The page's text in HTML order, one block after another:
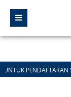
SPMB